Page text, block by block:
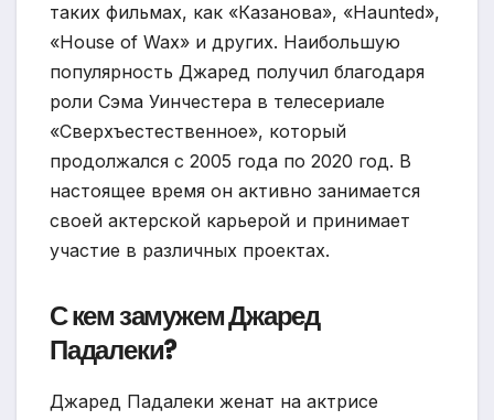
таких фильмах, как «Казанова», «Haunted»,
«House of Wax» и других. Наибольшую
популярность Джаред получил благодаря
роли Сэма Уинчестера в телесериале
«Сверхъестественное», который
продолжался с 2005 года по 2020 год. В
настоящее время он активно занимается
своей актерской карьерой и принимает
участие в различных проектах.
С кем замужем Джаред
Падалеки?
Джаред Падалеки женат на актрисе